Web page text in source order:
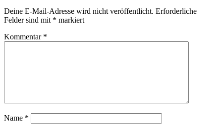
Deine E-Mail-Adresse wird nicht veröffentlicht. Erforderliche
Felder sind mit * markiert
Kommentar *
Name *